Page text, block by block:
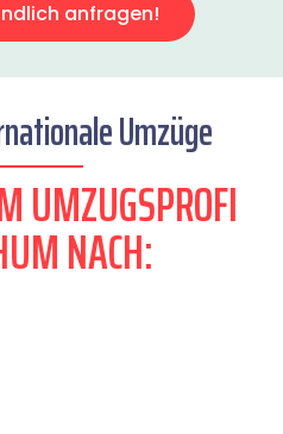
anfragen!
Umzüge
UMZUGSPROFI
NACH: